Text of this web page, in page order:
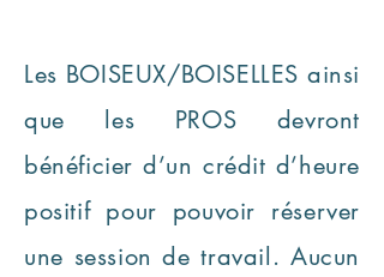
Les BOISEUX/BOISELLES ainsi
que les PROS devront
bénéficier d’un crédit d’heure
positif pour pouvoir réserver
une session de travail. Aucun